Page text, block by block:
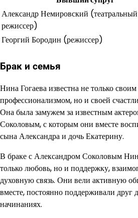
Александр Немировский (театральный
режиссер)
Георгий Бородин (режиссер)
Брак и семья
Нина Гогаева известна не только
профессионализмом, но и своей
Она была замужем за известным
Соколовым, с которым они вместе
сына Александра и дочь Екатерину.
В браке с Александром Соколовым
только любовь, но и поддержку,
духовную связь. Они вели активную
вместе, постоянно поддерживали друг
начинаниях.